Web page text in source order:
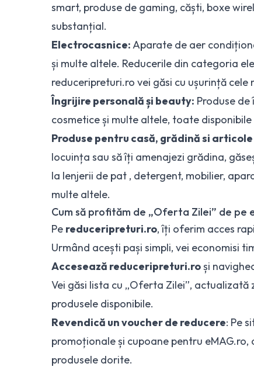
smart, produse de gaming, căști, boxe
substanțial.
Electrocasnice:Aparate de aer
și multe altele. Reducerile din categoria
reduceripreturi.ro vei găsi cu ușurință cele
Îngrijire personală și beauty: Produse
cosmetice și multe altele, toate
Produse pentru casă, grădină si
locuința sau să îți amenajezi grădina,
la lenjerii de pat , detergent, mobilier,
multe altele.
Cum să profităm de „Oferta Zilei” de pe
Pe reduceripreturi.ro, îți oferim acces
Urmând acești pași simpli, vei economisi
Accesează reduceripreturi.roși
Vei găsi lista cu „Oferta Zilei”, actualizată
produsele disponibile.
Revendică unvoucher de reducere: Pe
promoționale și cupoane pentru
produsele dorite.